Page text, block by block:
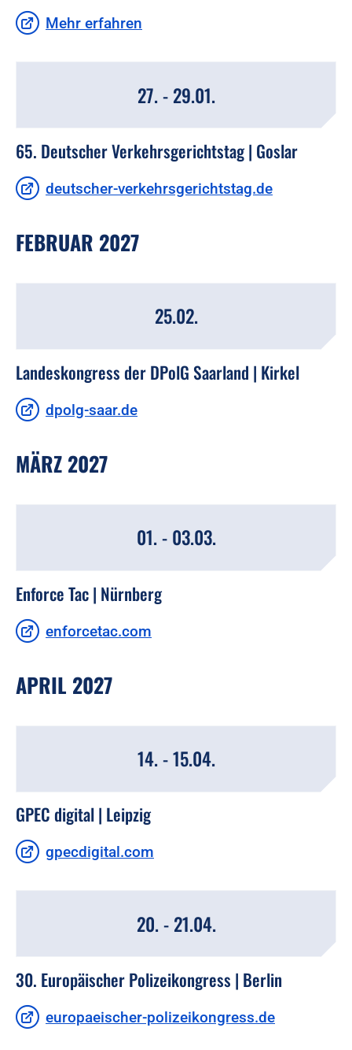
Mehr erfahren
27. - 29.01.
65. Deutscher Verkehrsgerichtstag | Goslar
deutscher-verkehrsgerichtstag.de
FEBRUAR 2027
25.02.
Landeskongress der DPolG Saarland | Kirkel
dpolg-saar.de
MÄRZ 2027
01. - 03.03.
Enforce Tac | Nürnberg
enforcetac.com
APRIL 2027
14. - 15.04.
GPEC digital | Leipzig
gpecdigital.com
20. - 21.04.
30. Europäischer Polizeikongress | Berlin
europaeischer-polizeikongress.de